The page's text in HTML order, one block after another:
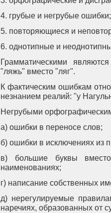
4. грубые и негрубые ошибки;
5. повторяющиеся и
6. однотипные и
Грамматическими
"ляжь" вместо "ляг".
К фактическим ошибкам
незнанием реалий: "у
Негрубыми
а) ошибки в переносе слов;
б) ошибки в исключениях из
в) большие буквы
наименованиях;
г) написание собственных
д) нерегулируемые
наречиях, образованных от